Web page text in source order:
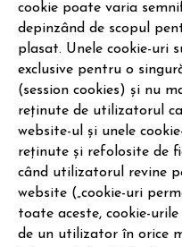
cookie poate varia
depinzând de scopul
plasat. Unele cookie-uri
exclusive pentru o
(session cookies) și nu
reținute de utilizatorul
website-ul și unele
reținute și refolosite de
când utilizatorul revine
website („cookie-uri
toate aceste, cookie-
de un utilizator în orice